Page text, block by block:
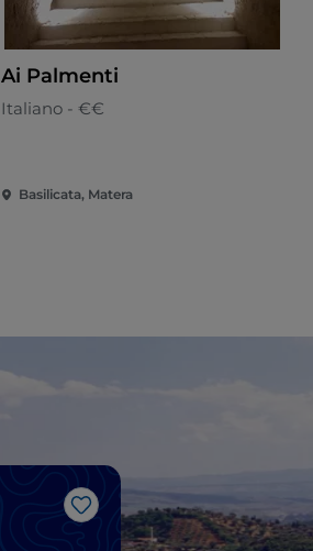
Ai Palmenti
Italiano - €€
Basilicata, Matera
Me gusta